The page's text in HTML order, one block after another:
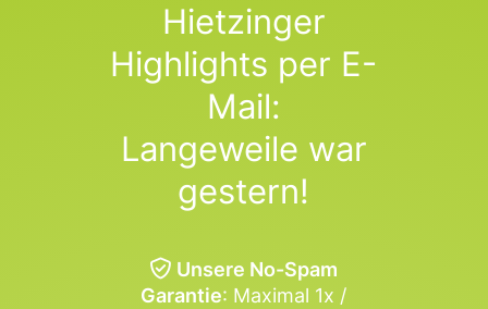
Hietzinger
Highlights per E-
Mail:
Langeweile war
gestern!
Unsere No-Spam
Garantie: Maximal 1x /